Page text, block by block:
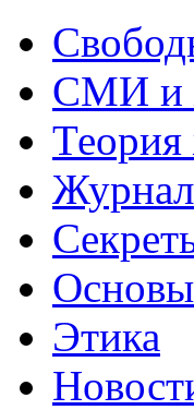
СМИ и
Теория
Этика